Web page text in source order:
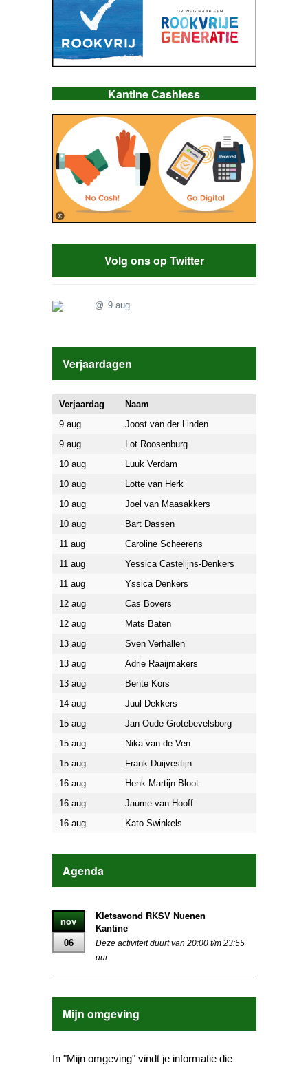
Kantine Cashless
Volg ons op Twitter
@ 9 aug
Verjaardagen
Verjaardag
Naam
9 aug
Joost van der Linden
9 aug
Lot Roosenburg
10 aug
Luuk Verdam
10 aug
Lotte van Herk
10 aug
Joel van Maasakkers
10 aug
Bart Dassen
11 aug
Caroline Scheerens
11 aug
Yessica Castelijns-Denkers
11 aug
Yssica Denkers
12 aug
Cas Bovers
12 aug
Mats Baten
13 aug
Sven Verhallen
13 aug
Adrie Raaijmakers
13 aug
Bente Kors
14 aug
Juul Dekkers
15 aug
Jan Oude Grotebevelsborg
15 aug
Nika van de Ven
15 aug
Frank Duijvestijn
16 aug
Henk-Martijn Bloot
16 aug
Jaume van Hooff
16 aug
Kato Swinkels
Agenda
nov
06
Kletsavond RKSV Nuenen
Kantine
Deze activiteit duurt van 20:00 t/m 23:55
uur
Mijn omgeving
In "Mijn omgeving" vindt je informatie die